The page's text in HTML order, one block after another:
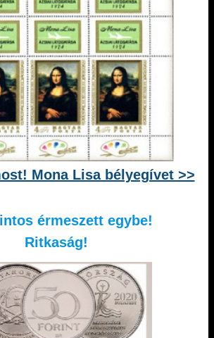
Mona Lisa bélyegívet >>
érmeszett egybe!
Ritkaság!